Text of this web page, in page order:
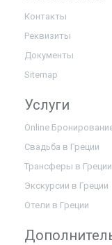
Контакты
Реквизиты
Документы
Sitemap
Услуги
Online
Свадьба в Греции
Трансферы в Греции
Экскурсии в Греции
Отели в Греции